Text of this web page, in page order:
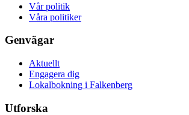
Vår politik
Våra politiker
Genvägar
Aktuellt
Engagera dig
Lokalbokning i Falkenberg
Utforska